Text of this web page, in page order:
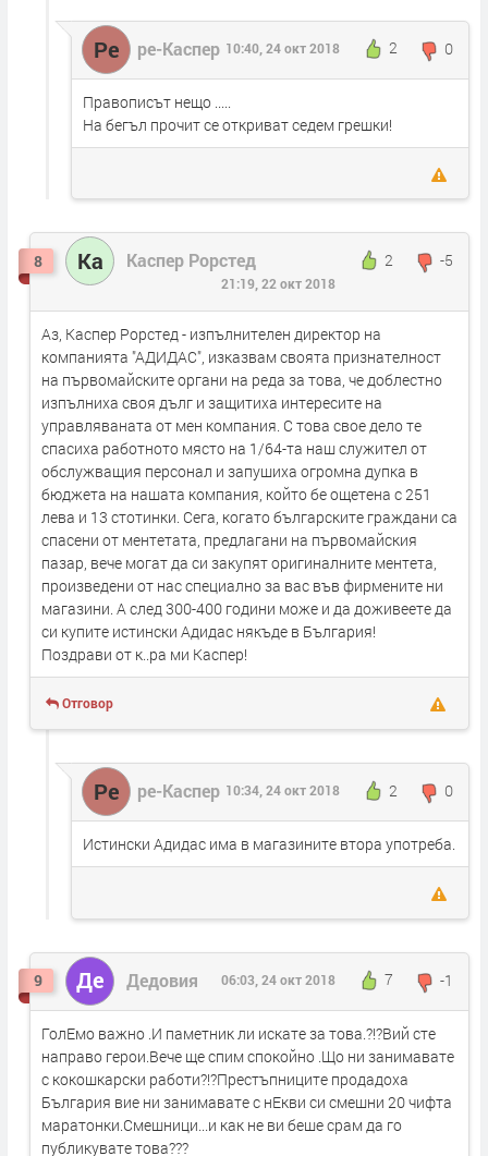
Ре ре-Каспер 2 0
10:40, 24 окт 2018
Правописът нещо .....
На бегъл прочит се откриват седем грешки!
8 Ка Каспер Рорстед 2 -5
21:19, 22 окт 2018
Аз, Каспер Рорстед - изпълнителен директор на
компанията "АДИДАС", изказвам своята признателност
на първомайските органи на реда за това, че доблестно
изпълниха своя дълг и защитиха интересите на
управляваната от мен компания. С това свое дело те
спасиха работното място на 1/64-та наш служител от
обслужващия персонал и запушиха огромна дупка в
бюджета на нашата компания, който бе ощетена с 251
лева и 13 стотинки. Сега, когато българските граждани са
спасени от ментетата, предлагани на първомайския
пазар, вече могат да си закупят оригиналните ментета,
произведени от нас специално за вас във фирмените ни
магазини. А след 300-400 години може и да доживеете да
си купите истински Адидас някъде в България!
Поздрави от к..ра ми Каспер!
Отговор
Ре ре-Каспер 2 0
10:34, 24 окт 2018
Истински Адидас има в магазините втора употреба.
9 Де Дедовия 7 -1
06:03, 24 окт 2018
ГолЕмо важно .И паметник ли искате за това.?!?Вий сте
направо герои.Вече ще спим спокойно .Що ни занимавате
с кокошкарски работи?!?Престъпниците продадоха
България вие ни занимавате с нЕкви си смешни 20 чифта
маратонки.Смешници...и как не ви беше срам да го
публикувате това???